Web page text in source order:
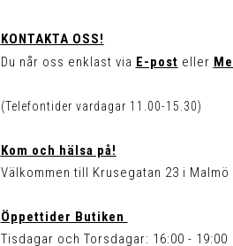
KONTAKTA OSS!
Du når oss enklast via E-post eller
(Telefontider vardagar 11.00-15.30)
Kom och hälsa på!
Välkommen till Krusegatan 23 i
Öppettider Butiken
Tisdagar och Torsdagar: 16:00 - 19:00